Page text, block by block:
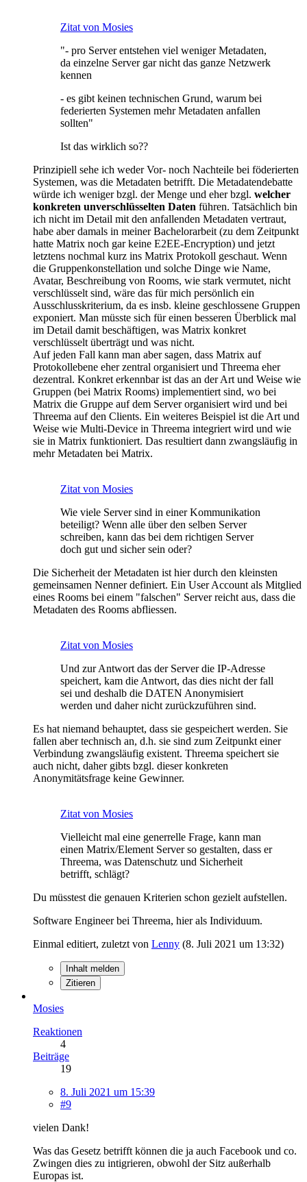
Zitat von Mosies
"- pro Server entstehen viel weniger Metadaten,
da einzelne Server gar nicht das ganze Netzwerk
kennen
- es gibt keinen technischen Grund, warum bei
federierten Systemen mehr Metadaten anfallen
sollten"
Ist das wirklich so??
Prinzipiell sehe ich weder Vor- noch Nachteile bei föderierten
Systemen, was die Metadaten betrifft. Die Metadatendebatte
würde ich weniger bzgl. der Menge und eher bzgl. welcher
konkreten unverschlüsselten Daten führen. Tatsächlich bin
ich nicht im Detail mit den anfallenden Metadaten vertraut,
habe aber damals in meiner Bachelorarbeit (zu dem Zeitpunkt
hatte Matrix noch gar keine E2EE-Encryption) und jetzt
letztens nochmal kurz ins Matrix Protokoll geschaut. Wenn
die Gruppenkonstellation und solche Dinge wie Name,
Avatar, Beschreibung von Rooms, wie stark vermutet, nicht
verschlüsselt sind, wäre das für mich persönlich ein
Ausschlusskriterium, da es insb. kleine geschlossene Gruppen
exponiert. Man müsste sich für einen besseren Überblick mal
im Detail damit beschäftigen, was Matrix konkret
verschlüsselt überträgt und was nicht.
Auf jeden Fall kann man aber sagen, dass Matrix auf
Protokollebene eher zentral organisiert und Threema eher
dezentral. Konkret erkennbar ist das an der Art und Weise wie
Gruppen (bei Matrix Rooms) implementiert sind, wo bei
Matrix die Gruppe auf dem Server organisiert wird und bei
Threema auf den Clients. Ein weiteres Beispiel ist die Art und
Weise wie Multi-Device in Threema integriert wird und wie
sie in Matrix funktioniert. Das resultiert dann zwangsläufig in
mehr Metadaten bei Matrix.
Zitat von Mosies
Wie viele Server sind in einer Kommunikation
beteiligt? Wenn alle über den selben Server
schreiben, kann das bei dem richtigen Server
doch gut und sicher sein oder?
Die Sicherheit der Metadaten ist hier durch den kleinsten
gemeinsamen Nenner definiert. Ein User Account als Mitglied
eines Rooms bei einem "falschen" Server reicht aus, dass die
Metadaten des Rooms abfliessen.
Zitat von Mosies
Und zur Antwort das der Server die IP-Adresse
speichert, kam die Antwort, das dies nicht der fall
sei und deshalb die DATEN Anonymisiert
werden und daher nicht zurückzuführen sind.
Es hat niemand behauptet, dass sie gespeichert werden. Sie
fallen aber technisch an, d.h. sie sind zum Zeitpunkt einer
Verbindung zwangsläufig existent. Threema speichert sie
auch nicht, daher gibts bzgl. dieser konkreten
Anonymitätsfrage keine Gewinner.
Zitat von Mosies
Vielleicht mal eine generrelle Frage, kann man
einen Matrix/Element Server so gestalten, dass er
Threema, was Datenschutz und Sicherheit
betrifft, schlägt?
Du müsstest die genauen Kriterien schon gezielt aufstellen.
Software Engineer bei Threema, hier als Individuum.
Einmal editiert, zuletzt von Lenny (8. Juli 2021 um 13:32)
Inhalt melden
Zitieren
Mosies
Reaktionen
4
Beiträge
19
8. Juli 2021 um 15:39
#9
vielen Dank!
Was das Gesetz betrifft können die ja auch Facebook und co.
Zwingen dies zu intigrieren, obwohl der Sitz außerhalb
Europas ist.